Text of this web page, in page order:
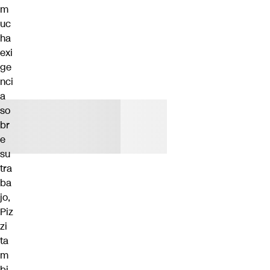
m
uc
ha
exi
ge
nci
a
so
br
e
su
tra
ba
jo,
Piz
zi
ta
m